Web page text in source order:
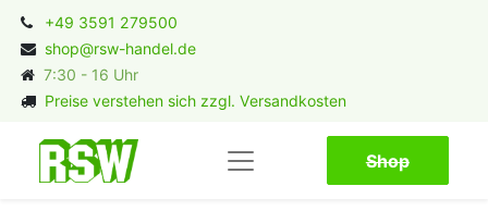
+49 3591 279500
shop@rsw-handel.de
7:30 - 16 Uhr
Preise verstehen sich zzgl. Versandkosten
Shop​​​​